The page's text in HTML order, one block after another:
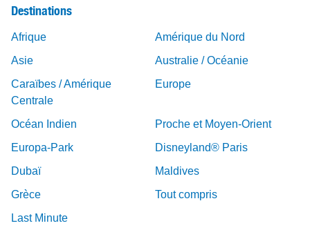
Destinations
Afrique
Amérique du Nord
Asie
Australie / Océanie
Caraïbes / Amérique
Centrale
Europe
Océan Indien
Proche et Moyen-Orient
Europa-Park
Disneyland® Paris
Dubaï
Maldives
Grèce
Tout compris
Last Minute